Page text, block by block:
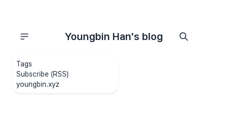
Tags
Subscribe (RSS)
youngbin.xyz
Youngbin Han's blog